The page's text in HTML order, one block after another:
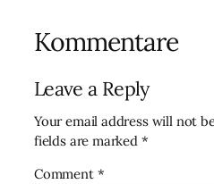
Kommentare
Leave a Reply
Your email address will not
fields are marked *
Comment *